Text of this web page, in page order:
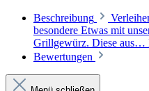
Beschreibung
besondere Etwas mit
Grillgewürz. Diese aus…
Bewertungen